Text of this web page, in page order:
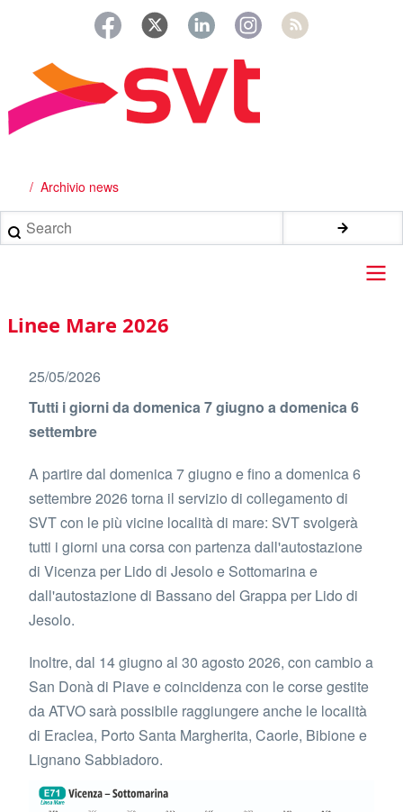
principale
Briciole
di
pane
Archivio news
Search
Main
navigation
Linee Mare 2026
25/05/2026
Tutti i giorni da domenica 7 giugno a domenica 6
settembre
A partire dal domenica 7 giugno e fino a domenica 6
settembre 2026 torna il servizio di collegamento di
SVT con le più vicine località di mare: SVT svolgerà
tutti i giorni una corsa con partenza dall'autostazione
di Vicenza per Lido di Jesolo e Sottomarina e
dall'autostazione di Bassano del Grappa per Lido di
Jesolo.
Inoltre, dal 14 giugno al 30 agosto 2026, con cambio a
San Donà di Piave e coincidenza con le corse gestite
da ATVO sarà possibile raggiungere anche le località
di Eraclea, Porto Santa Margherita, Caorle, Bibione e
Lignano Sabbiadoro.